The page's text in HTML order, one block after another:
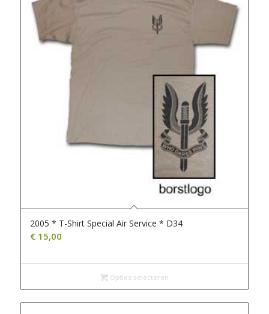
2005 * T-Shirt Special Air Service * D34
€15,00
Opties selecteren